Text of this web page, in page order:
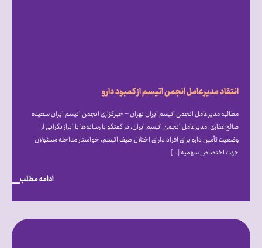
انتقاد مدیرعامل انجمن اتیسم از کمبود دارو
مطالبه مدیرعامل انجمن اتیسم ایران تهران – خبرگزاری انجمن اتیسم ایران سعیده
صالح‌غفاری، مدیرعامل انجمن اتیسم ایران، در گفتگو با رسانه‌ها با ابراز نگرانی از
وضعیت تأمین دارو برای افراد دارای اختلال طیف اتیسم، خواستار مداخله مسئولان
جهت اختصاص سهمیه […]
ادامه مطلب